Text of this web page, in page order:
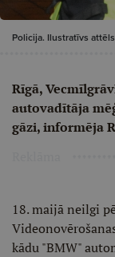
Policija. Ilustratīvs
Rīgā,
autovadītāja
gāzi, informēja
18. maijā neilgi
kādu "BMW"